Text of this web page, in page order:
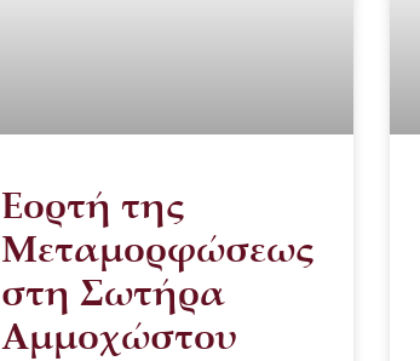
Εορτή της
Μεταμορφώσεως
στη Σωτήρα
Αμμοχώστου